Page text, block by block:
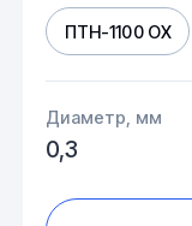
ПТН-1100 ОХ
Диаметр, мм
0,3